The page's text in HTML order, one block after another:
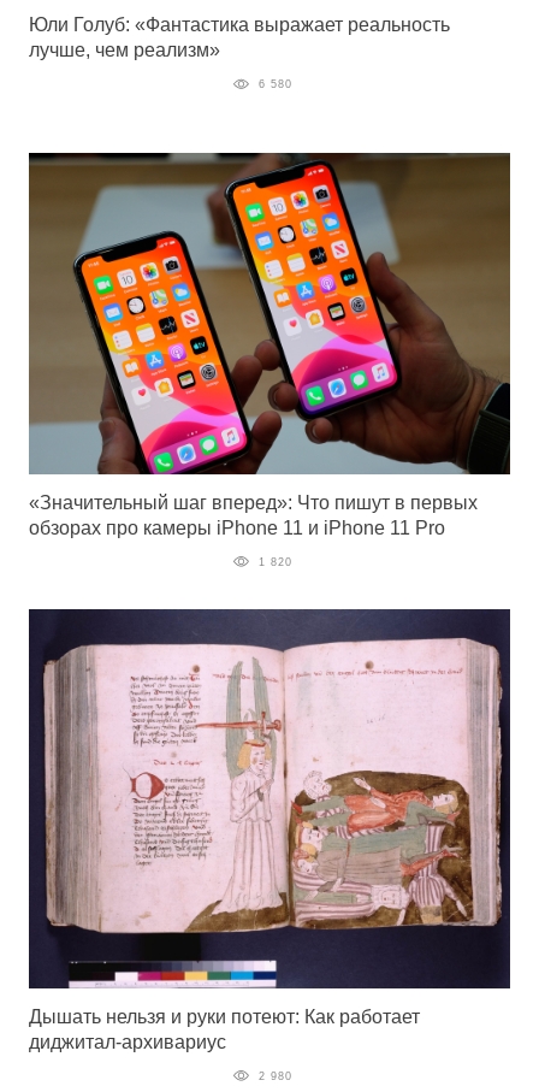
Юли Голуб: «Фантастика выражает реальность
лучше, чем реализм»
6 580
«Значительный шаг вперед»: Что пишут в первых
обзорах про камеры iPhone 11 и iPhone 11 Pro
1 820
Дышать нельзя и руки потеют: Как работает
диджитал-архивариус
2 980